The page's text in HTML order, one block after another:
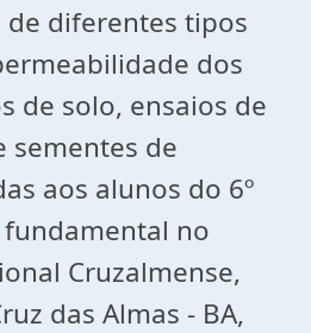
diferentes tipos
dos
de solo, ensaios de
sementes de
aos alunos do 6º
no
Cruzalmense,
das Almas - BA,